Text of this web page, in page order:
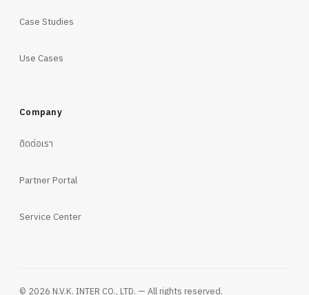
Case Studies
Use Cases
Company
ติดต่อเรา
Partner Portal
Service Center
© 2026 N.V.K. INTER CO., LTD. — All rights reserved.